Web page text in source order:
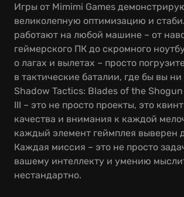
Игры от Mimimi Games
великолепную оптимизацию и
работают на любой машине – от
геймерского ПК до скромного
о лагах и вылетах – просто
в тактические баталии, где бы вы
Shadow Tactics: Blades of the
III – это не просто проекты, это
качества и внимания к каждой
каждый элемент геймплея выверен
Каждая миссия – это не просто
вашему интеллекту и умению
нестандартно.